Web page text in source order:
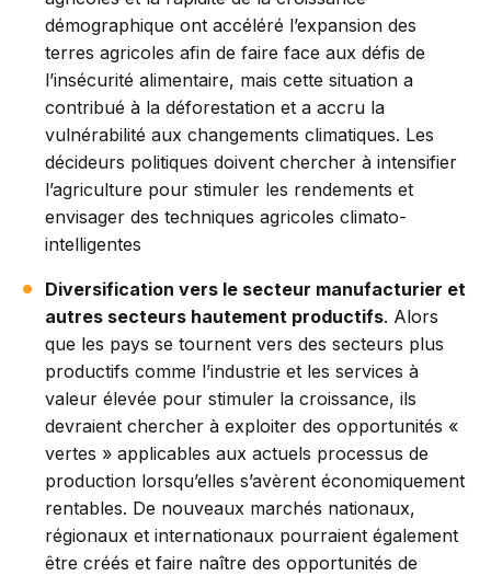
démographique ont accéléré l’expansion des
terres agricoles afin de faire face aux défis de
l’insécurité alimentaire, mais cette situation a
contribué à la déforestation et a accru la
vulnérabilité aux changements climatiques. Les
décideurs politiques doivent chercher à intensifier
l’agriculture pour stimuler les rendements et
envisager des techniques agricoles climato-
intelligentes
Diversification vers le secteur manufacturier et
autres secteurs hautement productifs. Alors
que les pays se tournent vers des secteurs plus
productifs comme l’industrie et les services à
valeur élevée pour stimuler la croissance, ils
devraient chercher à exploiter des opportunités «
vertes » applicables aux actuels processus de
production lorsqu’elles s’avèrent économiquement
rentables. De nouveaux marchés nationaux,
régionaux et internationaux pourraient également
être créés et faire naître des opportunités de